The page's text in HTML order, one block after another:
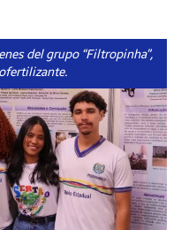
del grupo “Filtropinha”,